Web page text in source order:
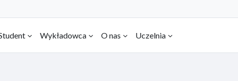
Wykładowca O nas Uczelnia